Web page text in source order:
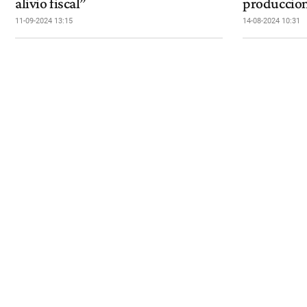
alivio fiscal”
11-09-2024 13:15 14-08-2024 10:31